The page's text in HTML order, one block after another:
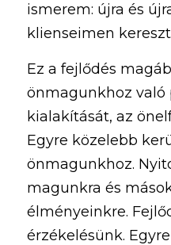
ismerem: újra és
klienseimen
Ez a fejlődés
önmagunkhoz való
kialakítását, az
Egyre közelebb
önmagunkhoz.
magunkra és
élményeinkre.
érzékelésünk.